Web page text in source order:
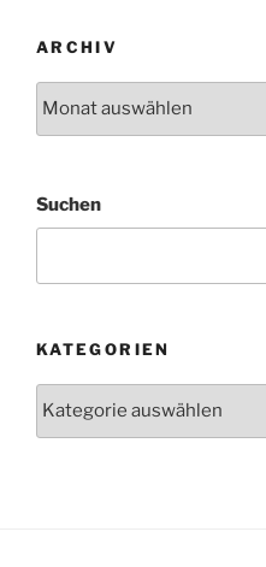
ARCHIV
Suchen
KATEGORIEN